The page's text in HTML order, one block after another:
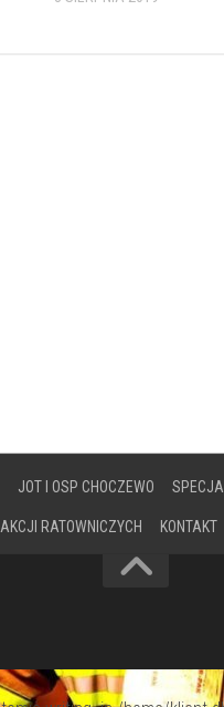
JOT I OSP CHOCZEWO
RATOWNICZYCH KONTAKT